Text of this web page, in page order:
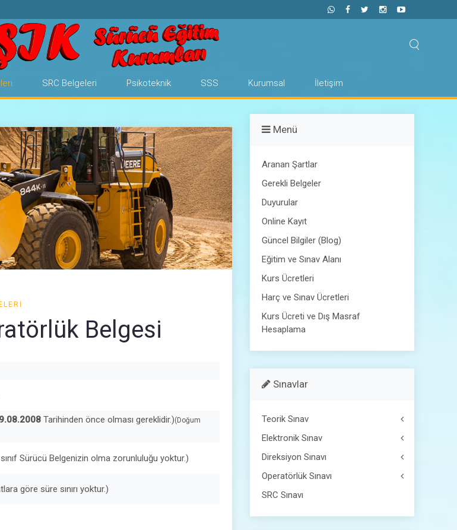
SRC Belgeleri Psikoteknik SSS Kurumsal İletişim
Belgesi
Tarihinden önce olması gereklidir.)(Doğum
Sürücü Belgenizin olma zorunluluğu yoktur.)
göre süre sınırı yoktur.)
Menü
Aranan Şartlar
Gerekli Belgeler
Duyurular
Online Kayıt
Güncel Bilgiler (Blog)
Eğitim ve Sınav Alanı
Kurs Ücretleri
Harç ve Sınav Ücretleri
Kurs Ücreti ve Dış Masraf
Hesaplama
Sınavlar
Teorik Sınav
Elektronik Sınav
Direksiyon Sınavı
Operatörlük Sınavı
SRC Sınavı